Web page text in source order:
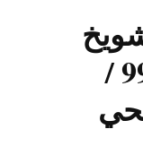
السكنية / 99009522 /